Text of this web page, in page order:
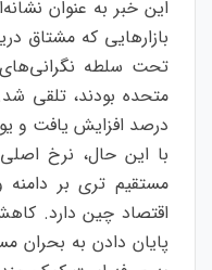
این خبر به عنوان
بازارهایی که مشتاق
تحت سلطه نگرانی‌های
درصد افزایش یافت و یوان 0.8 درصد
با این حال، نرخ
مستقیم تری بر دامنه
اقتصاد چین دارد.
پایان دادن به